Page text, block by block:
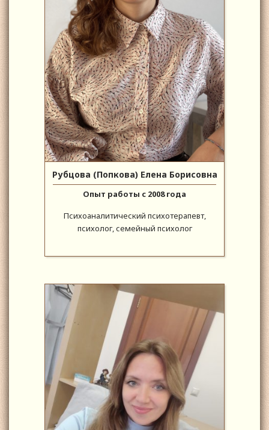
Рубцова (Попкова) Елена Борисовна
Опыт работы с 2008 года
Психоаналитический психотерапевт,
психолог, семейный психолог